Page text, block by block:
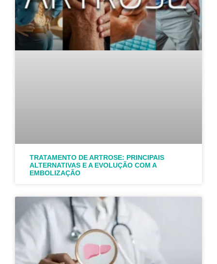
TRATAMENTO DE ARTROSE: PRINCIPAIS
ALTERNATIVAS E A EVOLUÇÃO COM A
EMBOLIZAÇÃO